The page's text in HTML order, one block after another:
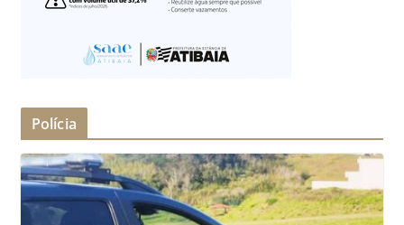
Polícia